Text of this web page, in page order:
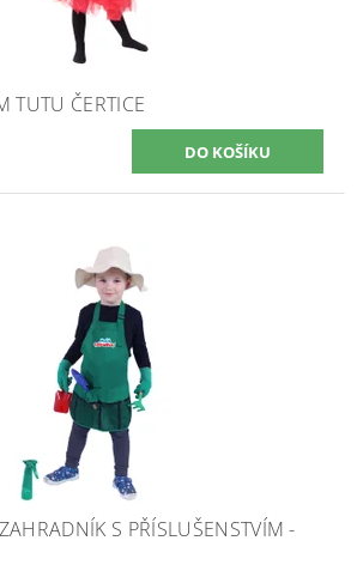
TUTU ČERTICE
S PŘÍSLUŠENSTVÍM -